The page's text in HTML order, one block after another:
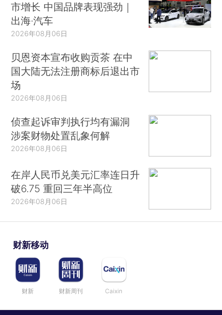
市增长 中国品牌表现强劲｜
出海·汽车
2026年08月06日
贝恩资本宣布收购贡茶 在中
国大陆无法注册商标后退出市
场
2026年08月06日
侦查起诉审判执行均有漏洞
涉案财物处置乱象何解
2026年08月06日
在岸人民币兑美元汇率连日升
破6.75 重回三年半高位
2026年08月06日
财新移动
财新 财新周刊 Caixin